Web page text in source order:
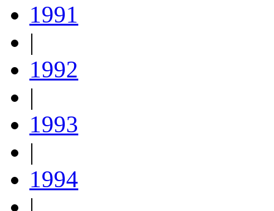
1991
|
1992
|
1993
|
1994